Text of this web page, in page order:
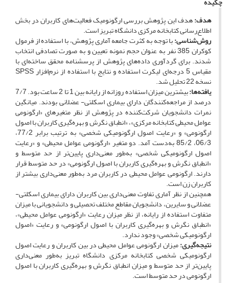
هدف:هدف این پژوهش بررسی ارگونومیک فعالیت‌های کاربران در بخش‌
اطلاع‌رسانی کتابخانه‌ مرکزی دانشگاه تبریز است.
روش‌شناسی:با توجه به کثرت جامعه آماری پژوهش، با استفاده از فرمول
کوکران 385 نفر به عنوان حجم نمونه تعیین و به‌ صورت تصادفی انتخاب
شدند. برای گردآوری داده‌های پژوهش از پرسشنامه محقق ساخته‌ای با
مقیاس 5 درجه‌ای لیکرت استفاده و نتایج با استفاده از نرم‌افزار SPSS
نسخه 22 تحلیل شد.
یافته‌ها: بیشترین میزان استفاده روزانه از رایانه بین 1 تا 2 ساعت بود. 7/7
درصد از مراجعه‌کنندگان دارای بیماری اسکلتی- عضلانی بودند. میانگین
نمرات دانشجویان شرکت‌کننده در پژوهش از نظر متغیرهای «ارگونومی
عوامل محیطی کتابخانه مرکزی»، «انطباق نگرش و بهره‌گیری کاربران با اصول
ارگونومی» و «رعایت اصول ارگونومیکی شخصی» به ترتیب برابر 77/2،
06/3، 85/2 به‌دست آمد. دو متغیر «ارگونومی عوامل محیطی» و «رعایت
اصول ارگونومیکی شخصی» به‌طور معنی‌داری پایین‌تر از حد متوسط و
«انطباق نگرش و بهره‌گیری کاربران با اصول ارگونومی» در حد متوسط قرار
دارند. ارگونومی عوامل محیطی در کاربران مرد به‌طور معنی‌داری بیشتر از
کاربران زن است.
همچنین از نظر آماری تفاوت معنی‌داری بین کاربران دارای بیماری اسکلتی-
عضلانی و سایرین، دانشجویان مقاطع مختلف تحصیلی و دانشجویانی با میزان
متفاوت استفاده از رایانه، از نظر میزان رعایت «ارگونومی عوامل محیطی»،
«انطباق نگرش و بهره‌گیری کاربران با اصول ارگونومی» و رعایت «اصول
ارگونومیکی شخصی» وجود ندارد.
نتیجه‌گیری:میزان ارگونومی عوامل محیطی در بین کاربران و رعایت اصول
ارگونومیکی شخصی کتابخانه مرکزی دانشگاه تبریز به‌طور معنی‌داری
پایین‌تر از حد متوسط و میزان انطباق نگرش و بهره‌گیری کاربران با اصول
ارگونومی در حد متوسط است.